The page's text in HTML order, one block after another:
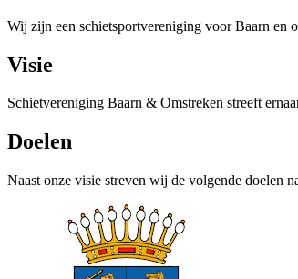
Wij zijn een schietsportvereniging voor Baarn en
Visie
Schietvereniging Baarn & Omstreken streeft
Doelen
Naast onze visie streven wij de volgende doelen